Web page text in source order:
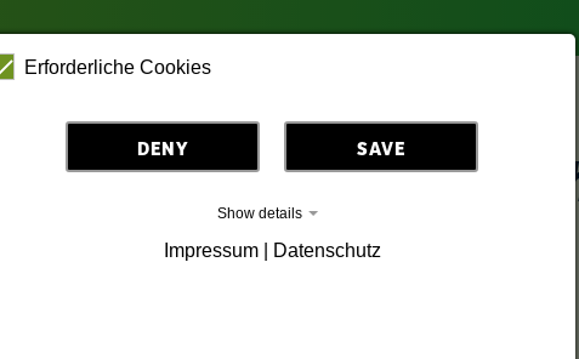
po
Erforderliche Cookies
DENY SAVE
Show details
Impressum | Datenschutz